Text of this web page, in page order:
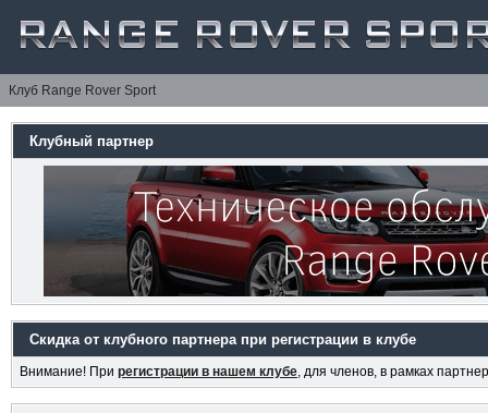
Клуб Range Rover Sport
Клубный партнер
Скидка от клубного партнера при регистрации в клубе
Внимание! При регистрации в нашем клубе, для членов, в рамках